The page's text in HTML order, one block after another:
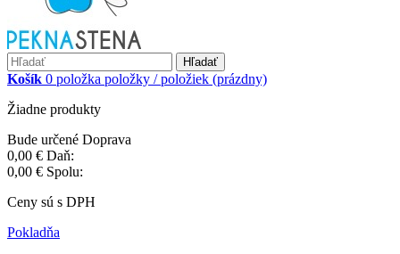
Hľadať
Košík 0 položka položky / položiek (prázdny)
Žiadne produkty
Bude určené Doprava
0,00 € Daň:
0,00 € Spolu:
Ceny sú s DPH
Pokladňa